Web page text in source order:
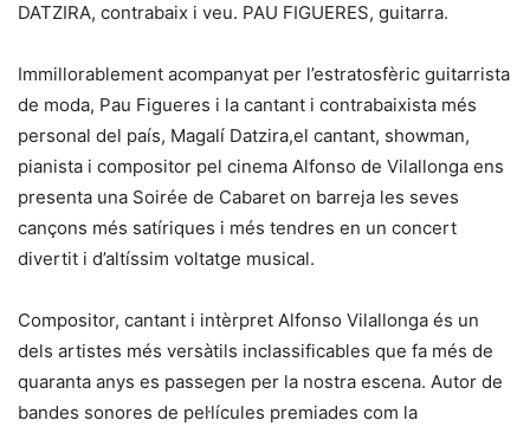
DATZIRA, contrabaix i veu. PAU FIGUERES, guitarra.
Immillorablement acompanyat per l’estratosfèric guitarrista
de moda, Pau Figueres i la cantant i contrabaixista més
personal del país, Magalí Datzira,el cantant, showman,
pianista i compositor pel cinema Alfonso de Vilallonga ens
presenta una Soirée de Cabaret on barreja les seves
cançons més satíriques i més tendres en un concert
divertit i d’altíssim voltatge musical.
Compositor, cantant i intèrpret Alfonso Vilallonga és un
dels artistes més versàtils inclassificables que fa més de
quaranta anys es passegen per la nostra escena. Autor de
bandes sonores de pel·lícules premiades com la